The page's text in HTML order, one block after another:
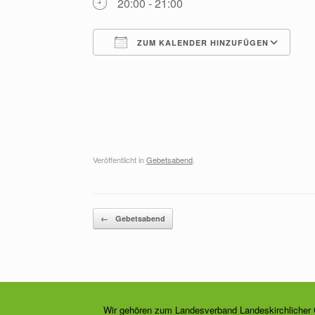
ZUM KALENDER HINZUFÜGEN
Veröffentlicht inGebetsabend.
Beitragsnavigation
← Gebetsabend
Wir gehören zum Landesverband